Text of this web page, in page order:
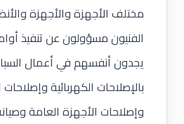
مختلف الأجهزة والأجهزة
الفنيون مسؤولون عن تنفيذ
يجدون أنفسهم في أعمال
بالإصلاحات الكهربائية
وإصلاحات الأجهزة العامة